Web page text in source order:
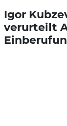
Igor
verurteilt